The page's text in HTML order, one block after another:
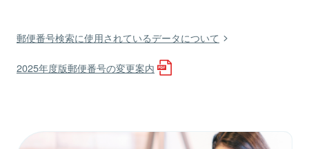
郵便番号検索に使用されているデータについて
2025年度版郵便番号の変更案内